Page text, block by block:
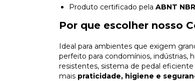
Produto certificado pela ABNT
Por que escolher nosso
Ideal para ambientes que exigem
perfeito para condomínios, indústrias,
resistentes, sistema de pedal
mais praticidade, higiene e